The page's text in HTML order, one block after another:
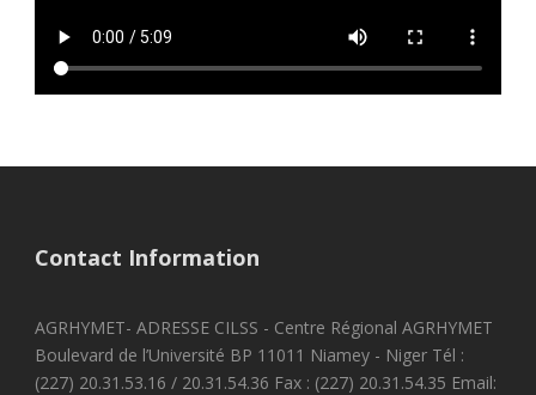
Contact Information
AGRHYMET- ADRESSE CILSS - Centre Régional AGRHYMET
Boulevard de l’Université BP 11011 Niamey - Niger Tél :
(227) 20.31.53.16 / 20.31.54.36 Fax : (227) 20.31.54.35 Email: